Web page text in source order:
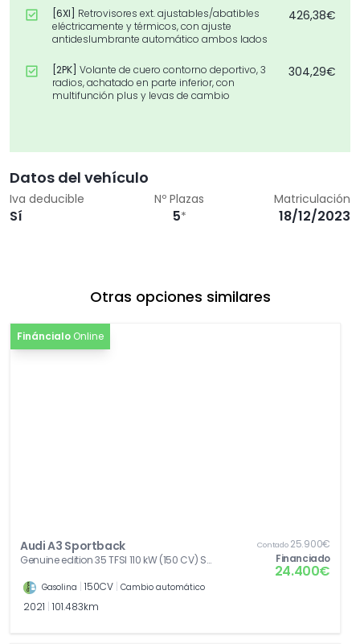
[6XI]
Retrovisores ext. ajustables/abatibles
eléctricamente y térmicos, con ajuste
antideslumbrante automático ambos lados
426,38€
[2PK] Volante de cuero contorno deportivo, 3
radios, achatado en parte inferior, con
multifunción plus y levas de cambio
304,29€
[WQS] Interior S line
[QQ1]Paquete de luces ambiente 218,65€
Llave de confort sin SAFELOCK
[WAK]Paquete Confort
Datos del vehículo
Iva deducible
Sí
Nº Plazas
5*
Matriculación
18/12/2023
Otras opciones similares
Fináncialo Online
Audi A3 Sportback
Genuine edition 35 TFSI 110 kW (150 CV) S
Contado25.900€
Financiado
24.400€
Gasolina 150CV Cambio automático
2021 101.483km